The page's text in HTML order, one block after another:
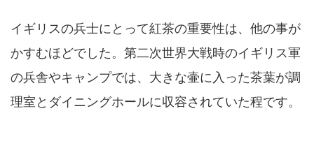
イギリスの兵士にとって紅茶の重要性は、他の事が
かすむほどでした。第二次世界大戦時のイギリス軍
の兵舎やキャンプでは、大きな壷に入った茶葉が調
理室とダイニングホールに収容されていた程です。